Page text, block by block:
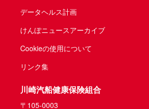
データヘルス計画
けんぽニュースアーカイブ
Cookieの使用について
リンク集
川崎汽船健康保険組合
〒105-0003